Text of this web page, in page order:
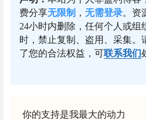
费分享无限制 ， 无需登录。资
24小时内删除，任何个人或组
时，禁止复制、盗用、采集。
了您的合法权益，可联系我们
你的支持是我最大的动力